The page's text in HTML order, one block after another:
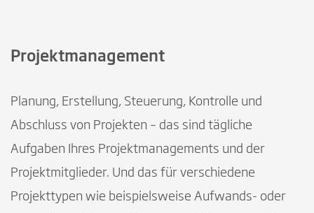
Projektmanagement
Planung, Erstellung, Steuerung, Kontrolle und
Abschluss von Projekten – das sind tägliche
Aufgaben Ihres Projektmanagements und der
Projektmitglieder. Und das für verschiedene
Projekttypen wie beispielsweise Aufwands- oder